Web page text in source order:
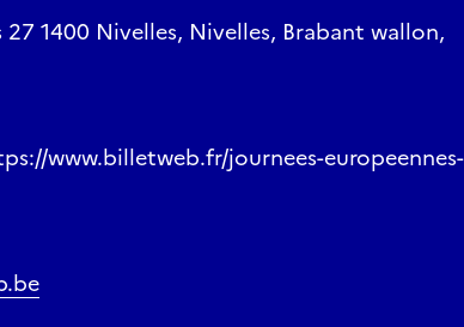
27 1400 Nivelles, Nivelles, Brabant wallon,
www.billetweb.fr/journees-